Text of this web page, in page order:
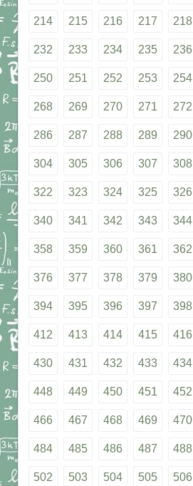
214 215 216 217 218
232 233 234 235 236
250 251 252 253 254
268 269 270 271 272
286 287 288 289 290
304 305 306 307 308
322 323 324 325 326
340 341 342 343 344
358 359 360 361 362
376 377 378 379 380
394 395 396 397 398
412 413 414 415 416
430 431 432 433 434
448 449 450 451 452
466 467 468 469 470
484 485 486 487 488
502 503 504 505 506